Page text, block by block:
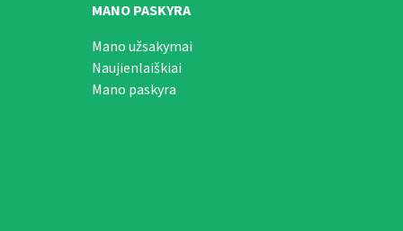
MANO PASKYRA
Mano užsakymai
Naujienlaiškiai
Mano paskyra